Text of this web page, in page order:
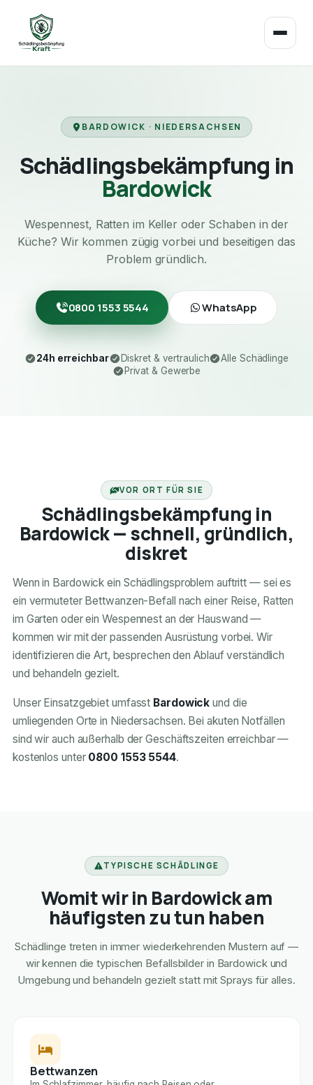
BARDOWICK · NIEDERSACHSEN
Schädlingsbekämpfung in
Bardowick
Wespennest, Ratten im Keller oder Schaben in der
Küche? Wir kommen zügig vorbei und beseitigen das
Problem gründlich.
0800 1553 5544 WhatsApp
24h erreichbar Diskret & vertraulich
Alle Schädlinge
Privat & Gewerbe
VOR ORT FÜR SIE
Schädlingsbekämpfung in
Bardowick — schnell, gründlich,
diskret
Wenn in Bardowick ein Schädlingsproblem auftritt — sei es
ein vermuteter Bettwanzen-Befall nach einer Reise, Ratten
im Garten oder ein Wespennest an der Hauswand —
kommen wir mit der passenden Ausrüstung vorbei. Wir
identifizieren die Art, besprechen den Ablauf verständlich
und behandeln gezielt.
Unser Einsatzgebiet umfasst Bardowick und die
umliegenden Orte in Niedersachsen. Bei akuten Notfällen
sind wir auch außerhalb der Geschäftszeiten erreichbar —
kostenlos unter 0800 1553 5544.
TYPISCHE SCHÄDLINGE
Womit wir in Bardowick am
häufigsten zu tun haben
Schädlinge treten in immer wiederkehrenden Mustern auf —
wir kennen die typischen Befallsbilder in Bardowick und
Umgebung und behandeln gezielt statt mit Sprays für alles.
Bettwanzen